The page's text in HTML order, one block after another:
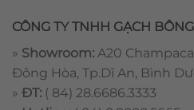
CÔNG TY TNHH GẠCH
» Showroom: A20
Đông Hòa, Tp.Dĩ An, Bình
» ĐT: ( 84) 28.6686.3333